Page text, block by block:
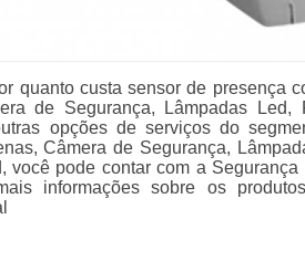
quanto custa sensor de presença
de Segurança, Lâmpadas
opções de serviços do
Câmera de Segurança,
você pode contar com a
informações sobre os